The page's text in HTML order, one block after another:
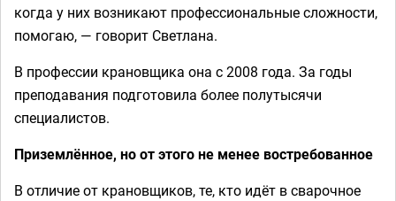
когда у них возникают профессиональные сложности,
помогаю, — говорит Светлана.
В профессии крановщика она с 2008 года. За годы
преподавания подготовила более полутысячи
специалистов.
Приземлённое, но от этого не менее востребованное
В отличие от крановщиков, те, кто идёт в сварочное